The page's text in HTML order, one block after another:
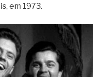
em 1973.